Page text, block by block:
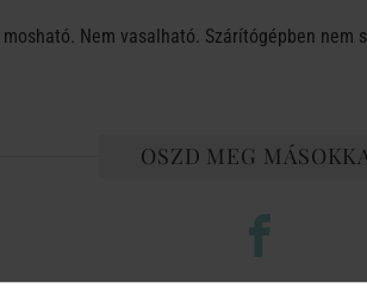
Nem vasalható. Szárítógépben nem
OSZD MEG